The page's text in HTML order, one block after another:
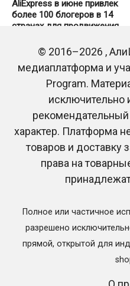
AliExpress в июне привлек
более 100 блогеров в 14
странах для продвижения
13
Смарт-зеркала с УФ-
камерой для проверки
© 2016–2026 ,
медиаплатформа и
Program.
характер. Платформа
товаров и доставку
права на
Полное или частичное
разрешено
прямой, открытой для